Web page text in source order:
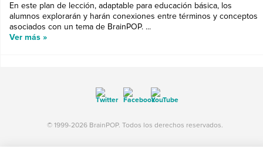
En este plan de lección, adaptable para educación básica, los
alumnos explorarán y harán conexiones entre términos y conceptos
asociados con un tema de BrainPOP. ...
Ver más »
© 1999-2026 BrainPOP. Todos los derechos reservados.